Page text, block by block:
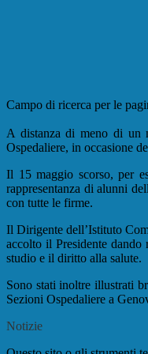
Campo di ricerca per le
A distanza di meno di un
Ospedaliere, in occasione
Il 15 maggio scorso, per
rappresentanza di alunni
con tutte le firme.
Il Dirigente dell’Istituto
accolto il Presidente
studio e il diritto alla salute.
Sono stati inoltre illustrati
Sezioni Ospedaliere a
Notizie